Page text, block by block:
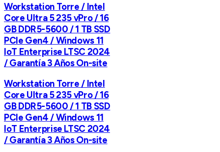
Workstation Torre / Intel
Core Ultra 5 235 vPro / 16
GB DDR5-5600 / 1 TB SSD
PCIe Gen4 / Windows 11
IoT Enterprise LTSC 2024
/ Garantía 3 Años On-site
Workstation Torre / Intel
Core Ultra 5 235 vPro / 16
GB DDR5-5600 / 1 TB SSD
PCIe Gen4 / Windows 11
IoT Enterprise LTSC 2024
/ Garantía 3 Años On-site